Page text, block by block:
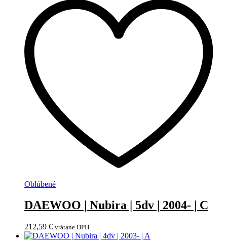
Oblúbené
DAEWOO | Nubira | 5dv | 2004- | C
212,59 € vrátane DPH